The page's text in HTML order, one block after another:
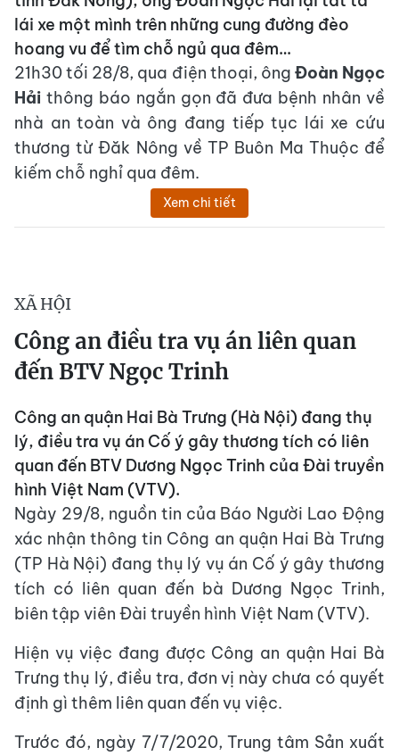
lái xe một mình trên những cung đường đèo
hoang vu để tìm chỗ ngủ qua đêm…
21h30 tối 28/8, qua điện thoại, ông Đoàn Ngọc
Hải thông báo ngắn gọn đã đưa bệnh nhân về
nhà an toàn và ông đang tiếp tục lái xe cứu
thương từ Đăk Nông về TP Buôn Ma Thuộc để
kiếm chỗ nghỉ qua đêm.
Xem chi tiết
XÃ HỘI
Công an điều tra vụ án liên quan
đến BTV Ngọc Trinh
Công an quận Hai Bà Trưng (Hà Nội) đang thụ
lý, điều tra vụ án Cố ý gây thương tích có liên
quan đến BTV Dương Ngọc Trinh của Đài truyền
hình Việt Nam (VTV).
Ngày 29/8, nguồn tin của Báo Người Lao Động
xác nhận thông tin Công an quận Hai Bà Trưng
(TP Hà Nội) đang thụ lý vụ án Cố ý gây thương
tích có liên quan đến bà Dương Ngọc Trinh,
biên tập viên Đài truyền hình Việt Nam (VTV).
Hiện vụ việc đang được Công an quận Hai Bà
Trưng thụ lý, điều tra, đơn vị này chưa có quyết
định gì thêm liên quan đến vụ việc.
Trước đó, ngày 7/7/2020, Trung tâm Sản xuất